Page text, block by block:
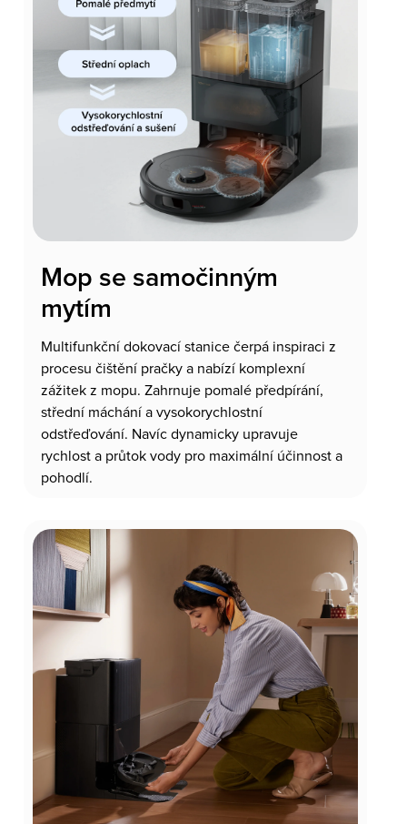
Mop se samočinným
mytím
Multifunkční dokovací stanice čerpá inspiraci z
procesu čištění pračky a nabízí komplexní
zážitek z mopu. Zahrnuje pomalé předpírání,
střední máchání a vysokorychlostní
odstřeďování. Navíc dynamicky upravuje
rychlost a průtok vody pro maximální účinnost a
pohodlí.